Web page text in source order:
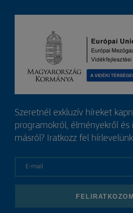
Szeretnél exkluzív híreket
programokról, élményekről és
másról? Iratkozz fel
FELIRATKOZOM